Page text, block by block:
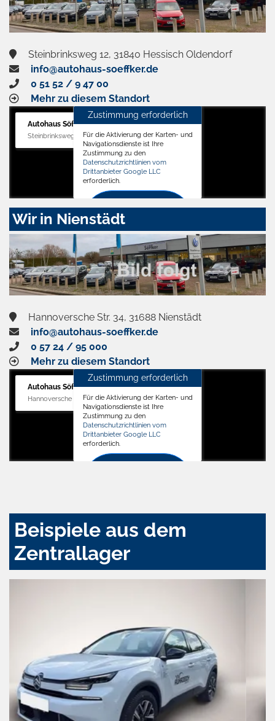
Steinbrinksweg 12, 31840 Hessisch Oldendorf
info@autohaus-soeffker.de
0 51 52 / 9 47 00
Mehr zu diesem Standort
Autohaus Söffker GmbH
Steinbrinksweg 12, 31840 Hessisch Oldendorf
Zustimmung erforderlich
Für die Aktivierung der Karten- und
Navigationsdienste ist Ihre
Zustimmung zu den
Datenschutzrichtlinien vom
Drittanbieter Google LLC
erforderlich.
Zustimmen
aktivieren
Wir in Nienstädt
Hannoversche Str. 34, 31688 Nienstädt
info@autohaus-soeffker.de
0 57 24 / 95 000
Mehr zu diesem Standort
Autohaus Söffker GmbH
Hannoversche Str. 34, 31688 Nienstädt
Zustimmung erforderlich
Für die Aktivierung der Karten- und
Navigationsdienste ist Ihre
Zustimmung zu den
Datenschutzrichtlinien vom
Drittanbieter Google LLC
erforderlich.
Beispiele aus dem
Zentrallager